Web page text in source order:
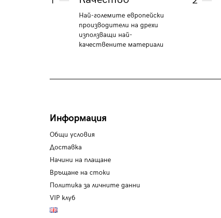
Най-големите европейски
производители на дрехи
използващи най-
качествените материали
Информация
Общи условия
Доставка
Начини на плащане
Връщане на стоки
Политика за личните данни
VIP клуб